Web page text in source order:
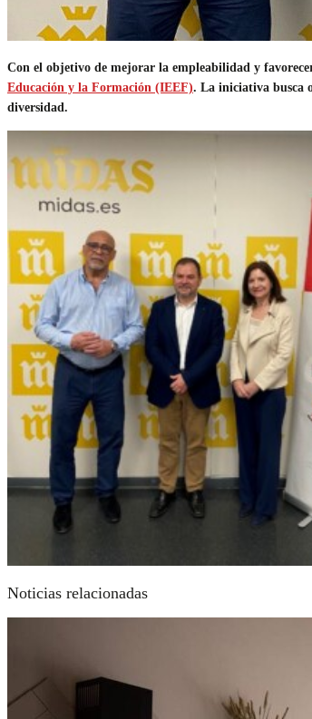
Con el objetivo de mejorar la empleabilidad y
Educación y la Formación (IEEF). La iniciativa busca
diversidad.
Noticias relacionadas